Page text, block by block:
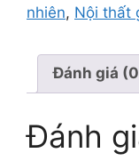
nhiên, Nội thất
Đánh giá
Đánh